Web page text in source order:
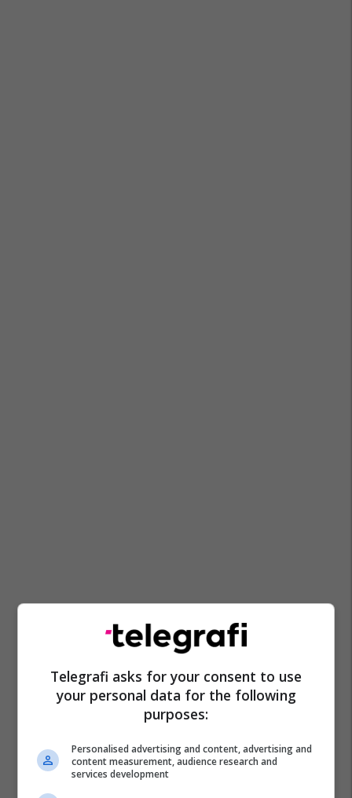
Telegrafi asks for your consent to use
your personal data for the following
purposes:
Personalised advertising and content, advertising and
content measurement, audience research and
services development